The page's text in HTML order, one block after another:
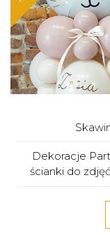
Dekoracje
ścianki do